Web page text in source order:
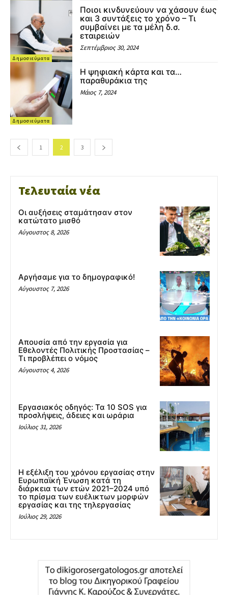
Δημοσιεύματα
Ποιοι κινδυνεύουν να χάσουν έως
και 3 συντάξεις το χρόνο – Τι
συμβαίνει με τα μέλη δ.σ.
εταιρειών
Σεπτέμβριος 30, 2024
Δημοσιεύματα
Η ψηφιακή κάρτα και τα…
παραθυράκια της
Μάιος 7, 2024
1 2 3
Τελευταία νέα
Οι αυξήσεις σταμάτησαν στον
κατώτατο μισθό
Αύγουστος 8, 2026
Αργήσαμε για το δημογραφικό!
Αύγουστος 7, 2026
Απουσία από την εργασία για
Εθελοντές Πολιτικής Προστασίας –
Τι προβλέπει ο νόμος
Αύγουστος 4, 2026
Εργασιακός οδηγός: Τα 10 SOS για
προσλήψεις, άδειες και ωράρια
Ιούλιος 31, 2026
Η εξέλιξη του χρόνου εργασίας στην
Ευρωπαϊκή Ένωση κατά τη
διάρκεια των ετών 2021–2024 υπό
το πρίσμα των ευέλικτων μορφών
εργασίας και της τηλεργασίας
Ιούλιος 29, 2026